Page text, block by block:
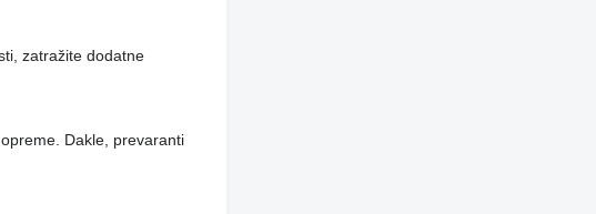
zatražite dodatne
Dakle, prevaranti